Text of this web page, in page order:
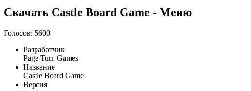
Скачать Castle Board Game - Меню
Голосов: 5600
Разработчик
Page Turn Games
Название
Castle Board Game
Версия